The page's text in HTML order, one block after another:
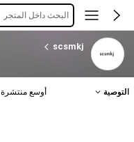
البحث داخل المتجر
scsmkj
التوصية أوسع منتشرة